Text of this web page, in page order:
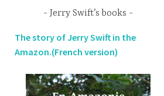
Jerry Swift’s books
The story of Jerry Swift in the
Amazon.(French version)